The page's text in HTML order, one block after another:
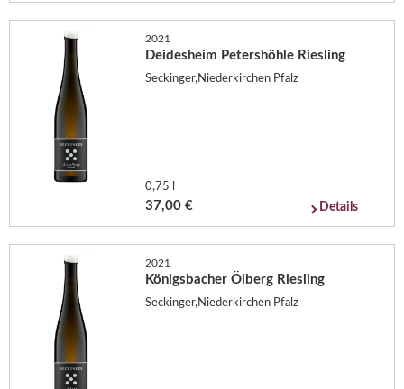
2021
Deidesheim Petershöhle Riesling
Seckinger,Niederkirchen Pfalz
0,75 l
37,00 € Details
2021
Königsbacher Ölberg Riesling
Seckinger,Niederkirchen Pfalz